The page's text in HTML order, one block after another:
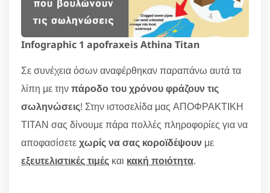
Infographic 1 apofraxeis Athina Titan
Σε συνέχεια όσων αναφέρθηκαν παραπάνω αυτά τα
λίπη με τηνπάροδο του χρόνου φράζουν τις
σωληνώσεις! Στην ιστοσελίδα μας ΑΠΟΦΡΑΚΤΙΚΗ
ΤΙΤΑΝ σας δίνουμε πάρα πολλές πληροφορίες για να
αποφασίσετεχωρίς να σας κοροϊδέψουν με
εξευτελιστικές τιμές και κακή ποιότητα.